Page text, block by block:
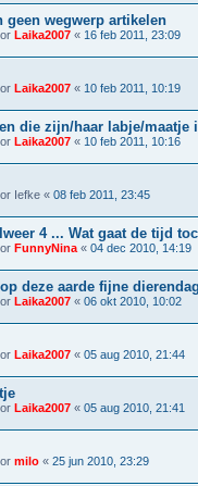
geen wegwerp artikelen
Laika2007 « 16 feb 2011, 23:09
Laika2007 « 10 feb 2011, 10:19
die zijn/haar labje/maatje
Laika2007 « 10 feb 2011, 10:16
Iefke « 08 feb 2011, 23:45
4 ... Wat gaat de tijd
FunnyNina « 04 dec 2010, 14:19
deze aarde fijne dierendag
Laika2007 « 06 okt 2010, 10:02
Laika2007 « 05 aug 2010, 21:44
Laika2007 « 05 aug 2010, 21:41
milo « 25 jun 2010, 23:29